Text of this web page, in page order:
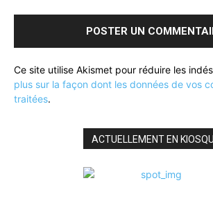
Ce site utilise Akismet pour réduire les
plus sur la façon dont les données de vos
traitées.
ACTUELLEMENT EN